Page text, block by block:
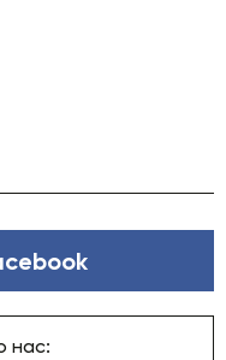
нас: